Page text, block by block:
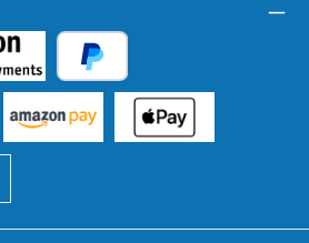
Später Bezahlen
Benutzerdefiniertes Bild 1